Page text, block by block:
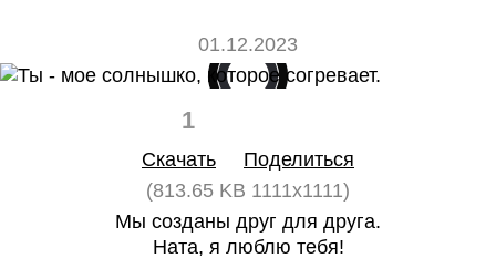
01.12.2023
1
Скачать
Поделиться
(813.65 KB 1111x1111)
Мы созданы друг для друга.
Ната, я люблю тебя!